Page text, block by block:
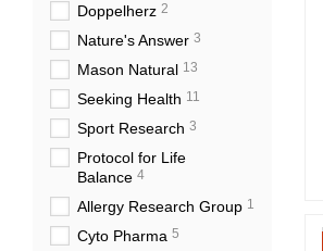
Doppelherz 2
Nature's Answer 3
Mason Natural 13
Seeking Health 11
Sport Research 3
Protocol for Life
Balance 4
Allergy Research Group 1
Cyto Pharma 5